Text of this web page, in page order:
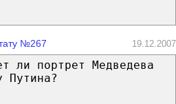
№267 19.12.2007
ли портрет Медведева
Путина?